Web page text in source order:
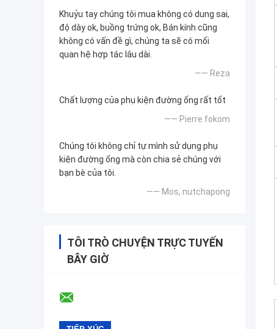
Khuỷu tay chúng tôi mua không có dung sai,
độ dày ok, buồng trứng ok, Bán kính cũng
không có vấn đề gì, chúng ta sẽ có mối
quan hệ hợp tác lâu dài.
—— Reza
Chất lượng của phụ kiện đường ống rất tốt
—— Pierre fokom
Chúng tôi không chỉ tự mình sử dụng phụ
kiện đường ống mà còn chia sẻ chúng với
bạn bè của tôi.
—— Mos, nutchapong
TÔI TRÒ CHUYỆN TRỰC TUYẾN
BÂY GIỜ